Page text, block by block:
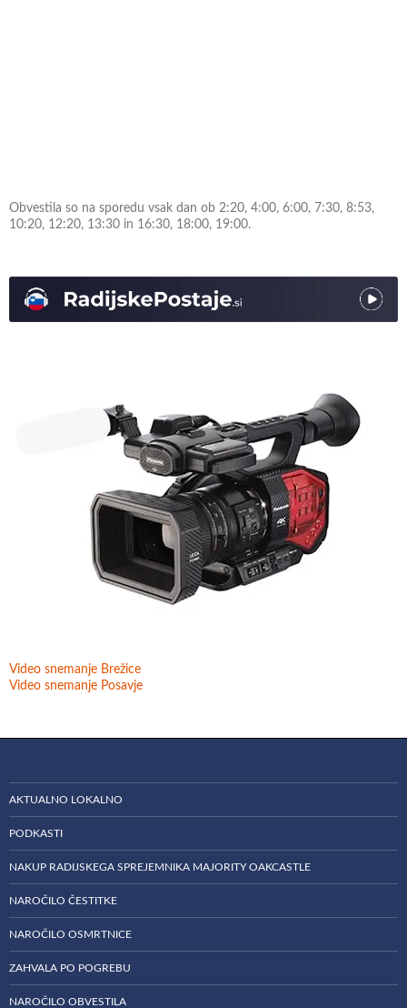
Obvestila so na sporedu vsak dan ob 2:20, 4:00, 6:00, 7:30, 8:53,
10:20, 12:20, 13:30 in 16:30, 18:00, 19:00.
Video snemanje Brežice
Video snemanje Posavje
AKTUALNO LOKALNO
PODKASTI
NAKUP RADIJSKEGA SPREJEMNIKA MAJORITY OAKCASTLE
NAROČILO ČESTITKE
NAROČILO OSMRTNICE
ZAHVALA PO POGREBU
NAROČILO OBVESTILA